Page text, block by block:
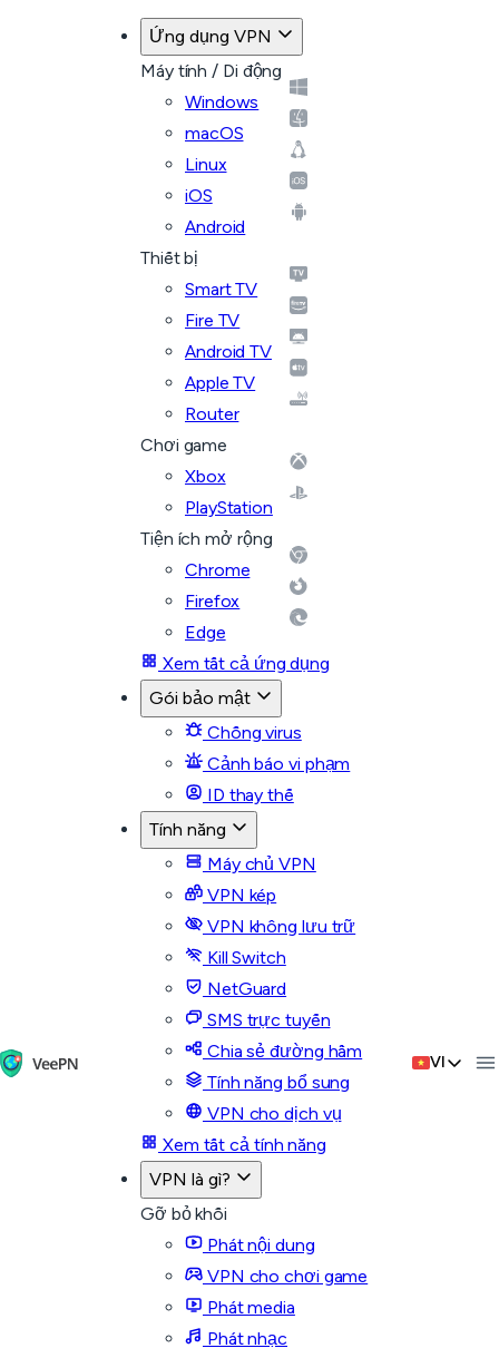
Ứng dụng VPN
Máy tính / Di động
Windows
macOS
Linux
iOS
Android
Thiết bị
Smart TV
Fire TV
Android TV
Apple TV
Router
Chơi game
Xbox
PlayStation
Tiện ích mở rộng
Chrome
Firefox
Edge
Xem tất cả ứng dụng
Gói bảo mật
Chống virus
Cảnh báo vi phạm
ID thay thế
Tính năng
Máy chủ VPN
VPN kép
VPN không lưu trữ
Kill Switch
NetGuard
SMS trực tuyến
Chia sẻ đường hầm
Tính năng bổ sung
VPN cho dịch vụ
Xem tất cả tính năng
VPN là gì?
Gỡ bỏ khối
Phát nội dung
VPN cho chơi game
Phát media
Phát nhạc
VI